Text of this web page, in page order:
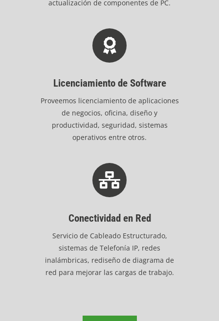
actualización de componentes de PC.
Licenciamiento de Software
Proveemos licenciamiento de aplicaciones
de negocios, oficina, diseño y
productividad, seguridad, sistemas
operativos entre otros.
Conectividad en Red
Servicio de Cableado Estructurado,
sistemas de Telefonía IP, redes
inalámbricas, rediseño de diagrama de
red para mejorar las cargas de trabajo.